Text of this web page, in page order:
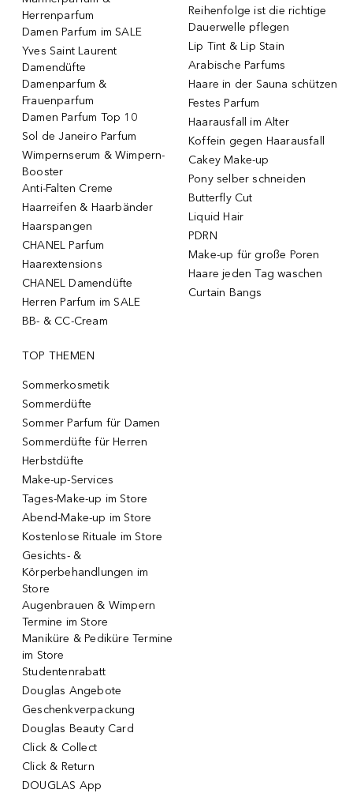
Herrenparfum
Damen Parfum im SALE
Yves Saint Laurent
Damendüfte
Damenparfum &
Frauenparfum
Damen Parfum Top 10
Sol de Janeiro Parfum
Wimpernserum & Wimpern-
Booster
Anti-Falten Creme
Haarreifen & Haarbänder
Haarspangen
CHANEL Parfum
Haarextensions
CHANEL Damendüfte
Herren Parfum im SALE
BB- & CC-Cream
Reihenfolge ist die richtige
Dauerwelle pflegen
Lip Tint & Lip Stain
Arabische Parfums
Haare in der Sauna schützen
Festes Parfum
Haarausfall im Alter
Koffein gegen Haarausfall
Cakey Make-up
Pony selber schneiden
Butterfly Cut
Liquid Hair
PDRN
Make-up für große Poren
Haare jeden Tag waschen
Curtain Bangs
TOP THEMEN
Sommerkosmetik
Sommerdüfte
Sommer Parfum für Damen
Sommerdüfte für Herren
Herbstdüfte
Make-up-Services
Tages-Make-up im Store
Abend-Make-up im Store
Kostenlose Rituale im Store
Gesichts- &
Körperbehandlungen im
Store
Augenbrauen & Wimpern
Termine im Store
Maniküre & Pediküre Termine
im Store
Studentenrabatt
Douglas Angebote
Geschenkverpackung
Douglas Beauty Card
Click & Collect
Click & Return
DOUGLAS App